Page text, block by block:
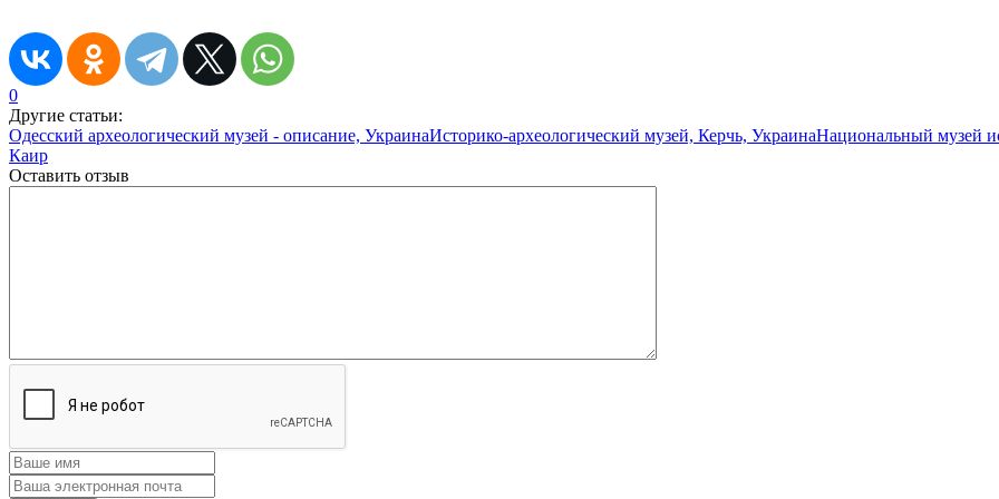
0
Другие статьи:
Одесский археологический музей - описание, УкраинаИсторико-археологический музей, Керчь, УкраинаНациональный музей
Каир
Оставить отзыв